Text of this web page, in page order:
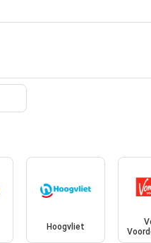
Hoogvliet